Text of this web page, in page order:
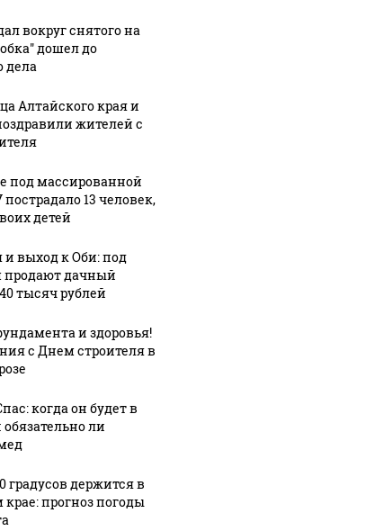
вокруг снятого на
дошел до
дела
Алтайского края и
жителей с
под массированной
13 человек,
детей
и выход к Оби: под
продают дачный
тысяч рублей
и здоровья!
с Днем строителя в
когда он будет в
обязательно ли
градусов держится в
прогноз погоды